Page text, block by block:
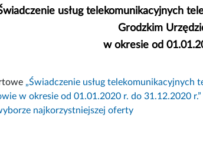
usług telekomunikacyjnych
Grodzkim
w okresie od
„Świadczenie usług
w okresie od 01.01.2020 r. do 31.12.2020 r.”
najkorzystniejszej oferty